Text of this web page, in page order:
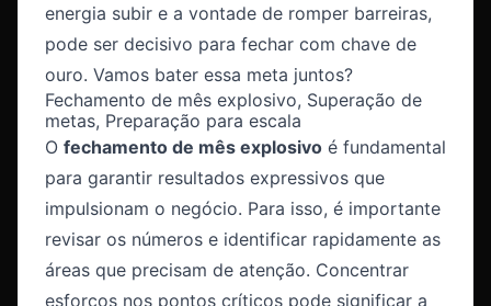
energia subir e a vontade de romper barreiras,
pode ser decisivo para fechar com chave de
ouro. Vamos bater essa meta juntos?
Fechamento de mês explosivo, Superação de
metas, Preparação para escala
O fechamento de mês explosivo é fundamental
para garantir resultados expressivos que
impulsionam o negócio. Para isso, é importante
revisar os números e identificar rapidamente as
áreas que precisam de atenção. Concentrar
esforços nos pontos críticos pode significar a